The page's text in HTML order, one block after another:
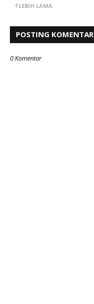
LEBIH LAMA
POSTING KOMENTAR
0 Komentar